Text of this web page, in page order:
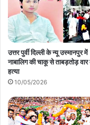
उत्तर पुर्वी दिल्ली के न्यू उस्मानपुर में
नाबालिग की चाकू से ताबड़तोड़
हत्या
10/05/2026